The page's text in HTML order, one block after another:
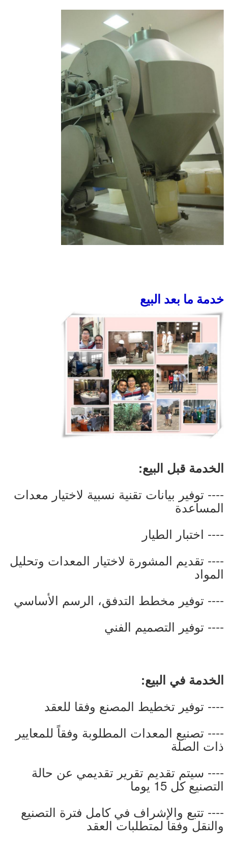
خدمة ما بعد البيع
الخدمة قبل البيع:
---- توفير بيانات تقنية نسبية لاختيار معدات
المساعدة
---- اختبار الطيار
---- تقديم المشورة لاختيار المعدات وتحليل
المواد
---- توفير مخطط التدفق، الرسم الأساسي
---- توفير التصميم الفني
الخدمة في البيع:
---- توفير تخطيط المصنع وفقا للعقد
---- تصنيع المعدات المطلوبة وفقاً للمعايير
ذات الصلة
---- سيتم تقديم تقرير تقديمي عن حالة
التصنيع كل 15 يوما
---- تتبع والإشراف في كامل فترة التصنيع
والنقل وفقا لمتطلبات العقد